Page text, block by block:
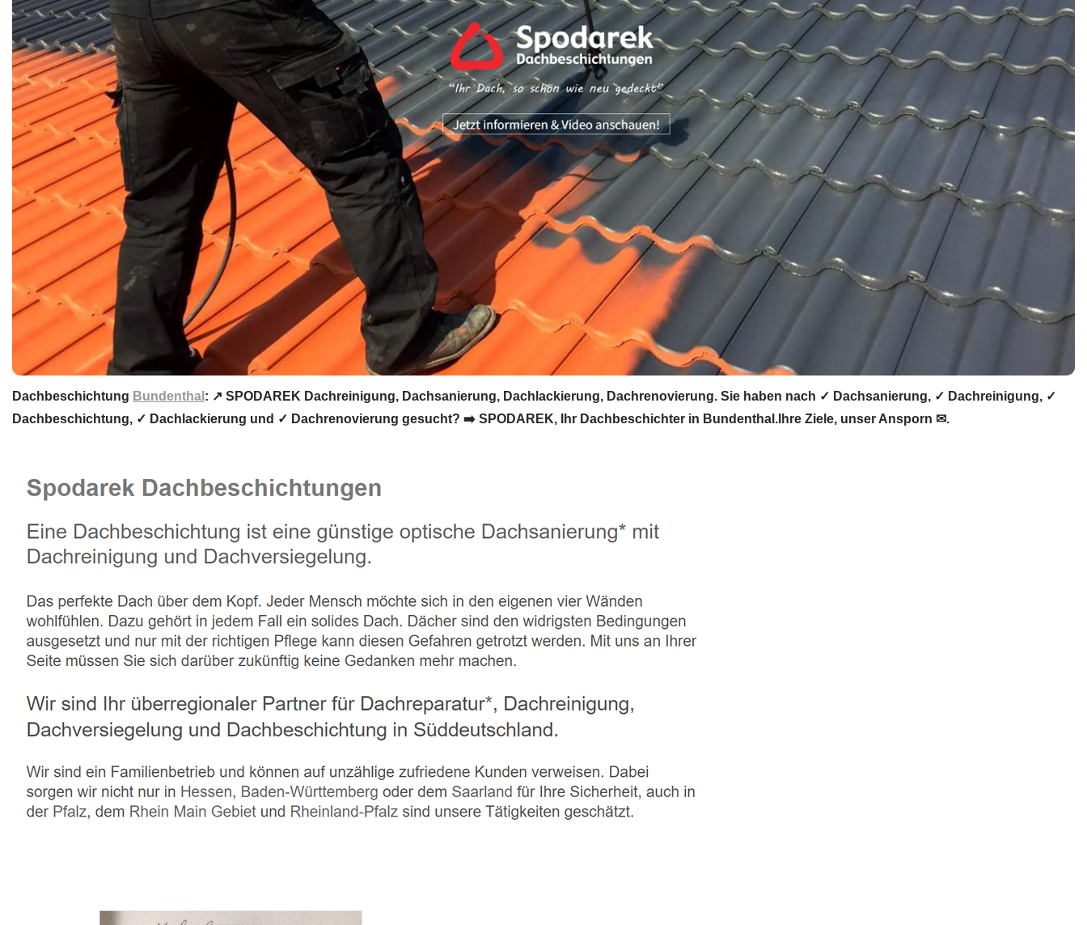
Dachbeschichtung Bundenthal : ↗️ SPODAREK Dachreinigung, Dachsanierung, Dachlackierung, Dachrenovierung. Sie haben nach ✓ Dachsanierung, ✓ Dachreinigung, ✓
Dachbeschichtung, ✓ Dachlackierung und ✓ Dachrenovierung gesucht? ➡️ SPODAREK, Ihr Dachbeschichter in Bundenthal.Ihre Ziele, unser Ansporn ✉.